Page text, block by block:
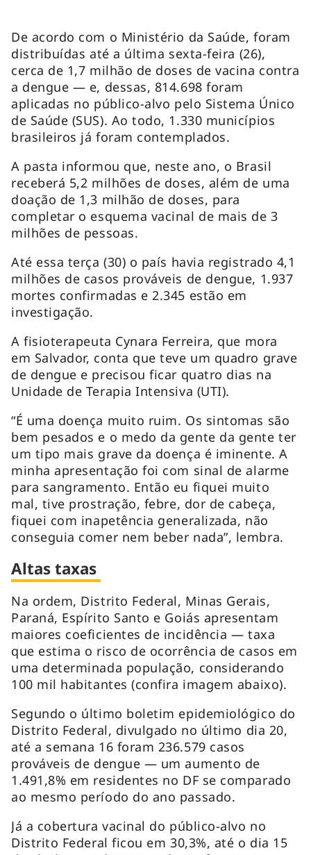
De acordo com o Ministério da Saúde, foram
distribuídas até a última sexta-feira (26),
cerca de 1,7 milhão de doses de vacina contra
a dengue — e, dessas, 814.698 foram
aplicadas no público-alvo pelo Sistema Único
de Saúde (SUS). Ao todo, 1.330 municípios
brasileiros já foram contemplados.
A pasta informou que, neste ano, o Brasil
receberá 5,2 milhões de doses, além de uma
doação de 1,3 milhão de doses, para
completar o esquema vacinal de mais de 3
milhões de pessoas.
Até essa terça (30) o país havia registrado 4,1
milhões de casos prováveis de dengue, 1.937
mortes confirmadas e 2.345 estão em
investigação.
A fisioterapeuta Cynara Ferreira, que mora
em Salvador, conta que teve um quadro grave
de dengue e precisou ficar quatro dias na
Unidade de Terapia Intensiva (UTI).
“É uma doença muito ruim. Os sintomas são
bem pesados e o medo da gente da gente ter
um tipo mais grave da doença é iminente. A
minha apresentação foi com sinal de alarme
para sangramento. Então eu fiquei muito
mal, tive prostração, febre, dor de cabeça,
fiquei com inapetência generalizada, não
conseguia comer nem beber nada”, lembra.
Altas taxas
Na ordem, Distrito Federal, Minas Gerais,
Paraná, Espírito Santo e Goiás apresentam
maiores coeficientes de incidência — taxa
que estima o risco de ocorrência de casos em
uma determinada população, considerando
100 mil habitantes (confira imagem abaixo).
Segundo o último boletim epidemiológico do
Distrito Federal, divulgado no último dia 20,
até a semana 16 foram 236.579 casos
prováveis de dengue — um aumento de
1.491,8% em residentes no DF se comparado
ao mesmo período do ano passado.
Já a cobertura vacinal do público-alvo no
Distrito Federal ficou em 30,3%, até o dia 15